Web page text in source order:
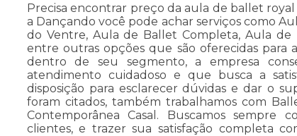
Precisa encontrar preço da aula de ballet
a Dançando você pode achar serviços como
do Ventre, Aula de Ballet Completa, Aula
entre outras opções que são oferecidas para
dentro de seu segmento, a empresa
atendimento cuidadoso e que busca a
disposição para esclarecer dúvidas e dar o
foram citados, também trabalhamos com
Contemporânea Casal. Buscamos sempre
clientes, e trazer sua satisfação completa